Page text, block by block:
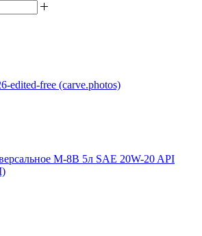
М-8В 5л SAE 20W-20 API